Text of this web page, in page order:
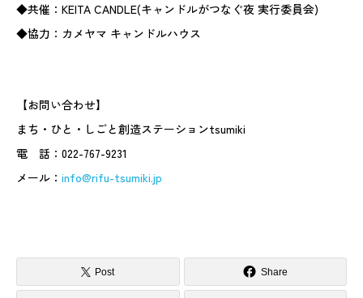
◆共催：KEITA CANDLE(キャンドルがつなぐ夜 実行委員会)
◆協力：カメヤマ キャンドルハウス
【お問い合わせ】
まち・ひと・しごと創造ステーションtsumiki
電 話：022-767-9231
メール： info@rifu-tsumiki.jp
Post Share